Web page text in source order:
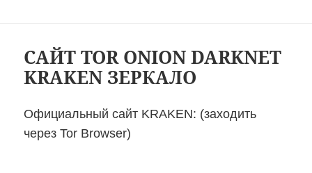
САЙТ TOR ONION DARKNET
KRAKEN ЗЕРКАЛО
Официальный сайт KRAKEN: (заходить
через Tor Browser)